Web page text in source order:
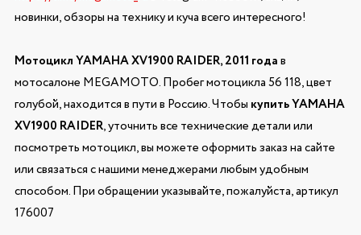
новинки, обзоры на технику и куча всего интересного!
Мотоцикл YAMAHA XV1900 RAIDER, 2011 годав
мотосалоне MEGAMOTO. Пробег мотоцикла 56 118, цвет
голубой, находится в пути в Россию. Чтобы купить YAMAHA
XV1900 RAIDER, уточнить все технические детали или
посмотреть мотоцикл, вы можете оформить заказ на сайте
или связаться с нашими менеджерами любым удобным
способом. При обращении указывайте, пожалуйста, артикул
176007